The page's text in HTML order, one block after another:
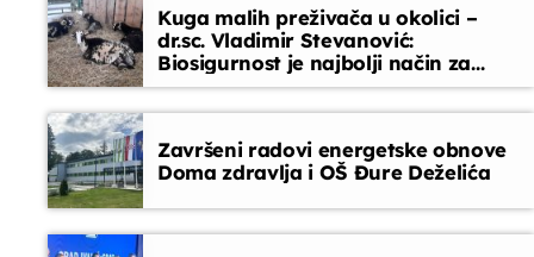
Glazbeni blok
Kuga malih preživača u okolici –
dr.sc. Vladimir Stevanović:
Biosigurnost je najbolji način za
sprječavanje ulaska bolesti
Završeni radovi energetske obnove
Doma zdravlja i OŠ Đure Deželića